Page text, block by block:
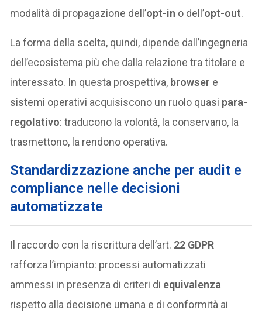
modalità di propagazione dell’opt-in o dell’opt-out.
La forma della scelta, quindi, dipende dall’ingegneria
dell’ecosistema più che dalla relazione tra titolare e
interessato. In questa prospettiva, browser e
sistemi operativi acquisiscono un ruolo quasi para-
regolativo: traducono la volontà, la conservano, la
trasmettono, la rendono operativa.
Standardizzazione anche per audit e
compliance nelle decisioni
automatizzate
Il raccordo con la riscrittura dell’art. 22 GDPR
rafforza l’impianto: processi automatizzati
ammessi in presenza di criteri di equivalenza
rispetto alla decisione umana e di conformità ai